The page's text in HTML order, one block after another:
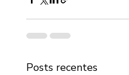
Posts recentes